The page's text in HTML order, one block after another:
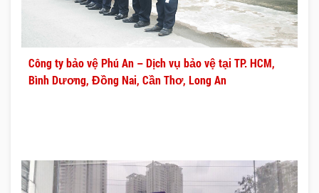
Công ty bảo vệ Phú An – Dịch vụ bảo vệ tại TP. HCM,
Bình Dương, Đồng Nai, Cần Thơ, Long An